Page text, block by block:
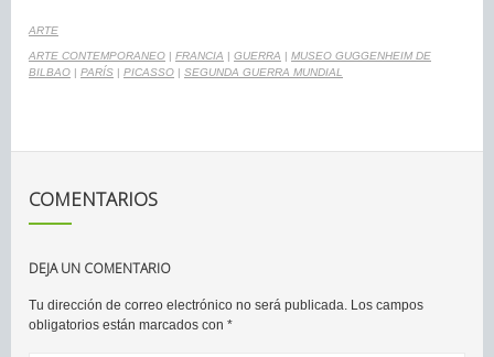
ARTE
ARTE CONTEMPORANEO | FRANCIA | GUERRA | MUSEO GUGGENHEIM DE
BILBAO | PARÍS | PICASSO | SEGUNDA GUERRA MUNDIAL
COMENTARIOS
DEJA UN COMENTARIO
Tu dirección de correo electrónico no será publicada. Los campos
obligatorios están marcados con *